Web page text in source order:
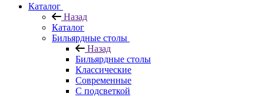
Каталог
Назад
Каталог
Бильярдные столы
Назад
Бильярдные столы
Классические
Современные
С подсветкой